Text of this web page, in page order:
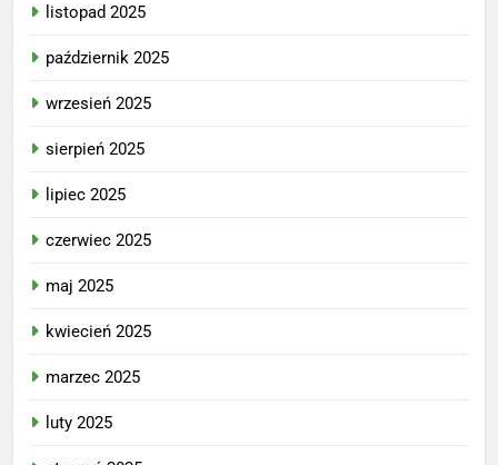
listopad 2025
październik 2025
wrzesień 2025
sierpień 2025
lipiec 2025
czerwiec 2025
maj 2025
kwiecień 2025
marzec 2025
luty 2025